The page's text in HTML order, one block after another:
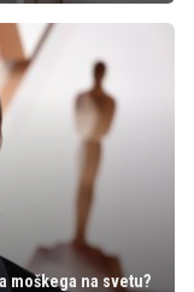
moškega na svetu?